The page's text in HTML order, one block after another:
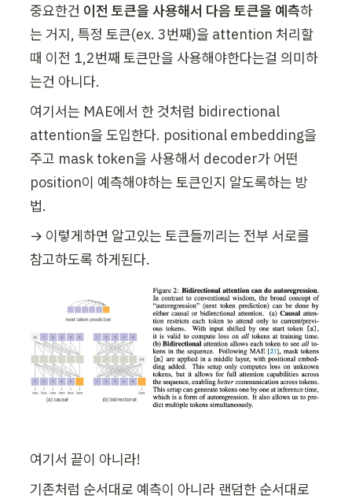
중요한건 이전 토큰을 사용해서 다음 토큰을 예측하
는 거지, 특정 토큰(ex. 3번째)을 attention 처리할
때 이전 1,2번째 토큰만을 사용해야한다는걸 의미하
는건 아니다.
여기서는 MAE에서 한 것처럼 bidirectional
attention을 도입한다. positional embedding을
주고 mask token을 사용해서 decoder가 어떤
position이 예측해야하는 토큰인지 알도록하는 방
법.
→ 이렇게하면 알고있는 토큰들끼리는 전부 서로를
참고하도록 하게된다.
여기서 끝이 아니라!
기존처럼 순서대로 예측이 아니라 랜덤한 순서대로